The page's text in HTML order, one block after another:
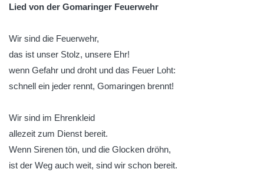
Lied von der Gomaringer Feuerwehr
Wir sind die Feuerwehr,
das ist unser Stolz, unsere Ehr!
wenn Gefahr und droht und das Feuer Loht:
schnell ein jeder rennt, Gomaringen brennt!
Wir sind im Ehrenkleid
allezeit zum Dienst bereit.
Wenn Sirenen tön, und die Glocken dröhn,
ist der Weg auch weit, sind wir schon bereit.